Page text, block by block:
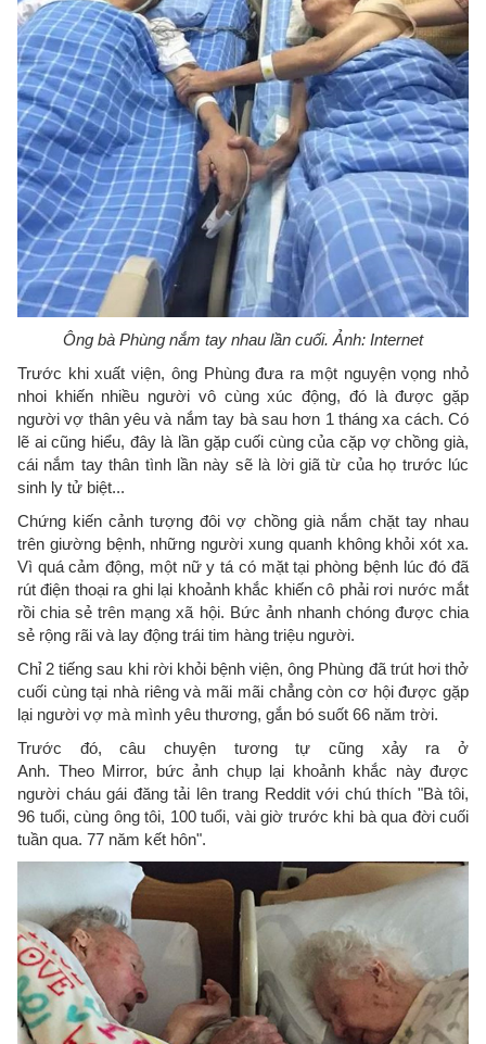
Ông bà Phùng nắm tay nhau lần cuối. Ảnh: Internet
Trước khi xuất viện, ông Phùng đưa ra một nguyện vọng nhỏ
nhoi khiến nhiều người vô cùng xúc động, đó là được gặp
người vợ thân yêu và nắm tay bà sau hơn 1 tháng xa cách. Có
lẽ ai cũng hiểu, đây là lần gặp cuối cùng của cặp vợ chồng già,
cái nắm tay thân tình lần này sẽ là lời giã từ của họ trước lúc
sinh ly tử biệt...
Chứng kiến cảnh tượng đôi vợ chồng già nắm chặt tay nhau
trên giường bệnh, những người xung quanh không khỏi xót xa.
Vì quá cảm động, một nữ y tá có mặt tại phòng bệnh lúc đó đã
rút điện thoại ra ghi lại khoảnh khắc khiến cô phải rơi nước mắt
rồi chia sẻ trên mạng xã hội. Bức ảnh nhanh chóng được chia
sẻ rộng rãi và lay động trái tim hàng triệu người.
Chỉ 2 tiếng sau khi rời khỏi bệnh viện, ông Phùng đã trút hơi thở
cuối cùng tại nhà riêng và mãi mãi chẳng còn cơ hội được gặp
lại người vợ mà mình yêu thương, gắn bó suốt 66 năm trời.
Trước đó, câu chuyện tương tự cũng xảy ra ở
Anh. Theo Mirror, bức ảnh chụp lại khoảnh khắc này được
người cháu gái đăng tải lên trang Reddit với chú thích "Bà tôi,
96 tuổi, cùng ông tôi, 100 tuổi, vài giờ trước khi bà qua đời cuối
tuần qua. 77 năm kết hôn".